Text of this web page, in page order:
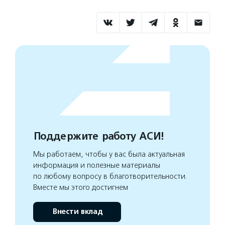
Поддержите работу АСИ!
Мы работаем, чтобы у вас была актуальная
информация и полезные материалы
по любому вопросу в благотворительности.
Вместе мы этого достигнем
Внести вклад